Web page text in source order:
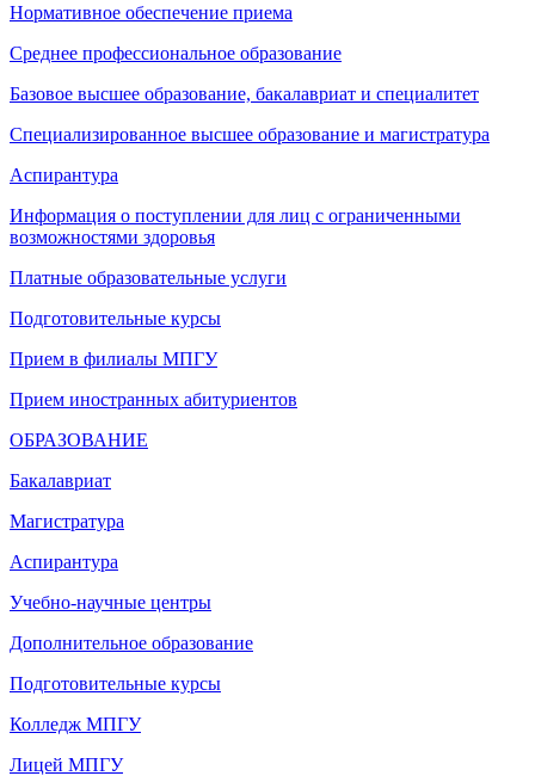
Нормативное обеспечение приема
Среднее профессиональное образование
Базовое высшее образование, бакалавриат и специалитет
Специализированное высшее образование и магистратура
Аспирантура
Информация о поступлении для лиц с ограниченными
возможностями здоровья
Платные образовательные услуги
Подготовительные курсы
Прием в филиалы МПГУ
Прием иностранных абитуриентов
ОБРАЗОВАНИЕ
Бакалавриат
Магистратура
Аспирантура
Учебно-научные центры
Дополнительное образование
Подготовительные курсы
Колледж МПГУ
Лицей МПГУ